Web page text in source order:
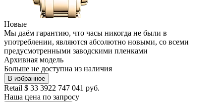
Новые
Мы даём гарантию, что часы никогда не были в
употреблении, являются абсолютно новыми, со всеми
предусмотренными заводскими пленками
Архивная модель
Больше не доступна из наличия
В избранное
Retail $ 33 3922 747 041 руб.
Наша цена по запросу